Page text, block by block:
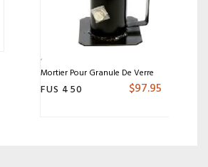
Mortier Pour Granule De Verre
FUS 450 $97.95